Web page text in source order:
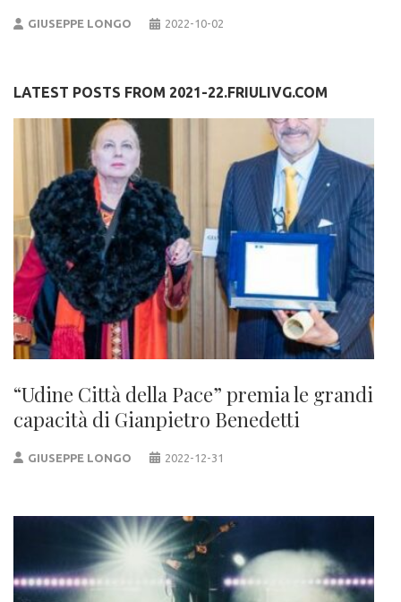
GIUSEPPE LONGO 2022-10-02
LATEST POSTS FROM 2021-22.FRIULIVG.COM
“Udine Città della Pace” premia le grandi
capacità di Gianpietro Benedetti
GIUSEPPE LONGO 2022-12-31